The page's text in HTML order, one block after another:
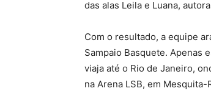
das alas Leila e Luana,
Com o resultado, a equipe
Sampaio Basquete. Apenas
viaja até o Rio de Janeiro,
na Arena LSB, em